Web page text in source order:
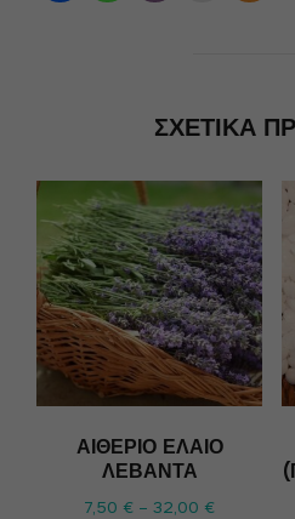
ΣΧΕΤΙΚΆ
ΑΙΘΈΡΙΟ ΈΛΑΙΟ
ΛΕΒΆΝΤΑ
7,50 € – 32,00 €